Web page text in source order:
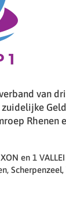
van
Rhenen
en 1